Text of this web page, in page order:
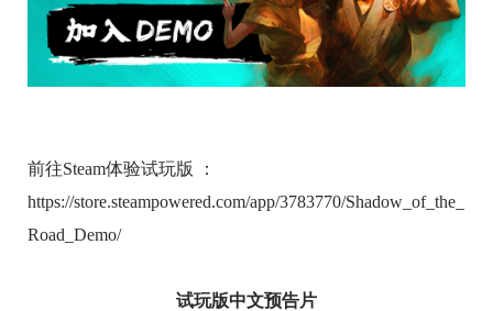
前往Steam体验试玩版 ：
https://store.steampowered.com/app/3783770/Shadow_of_the_
Road_Demo/
试玩版中文预告片